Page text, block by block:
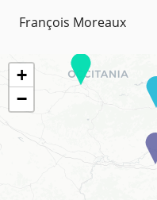
François Moreaux
+
−